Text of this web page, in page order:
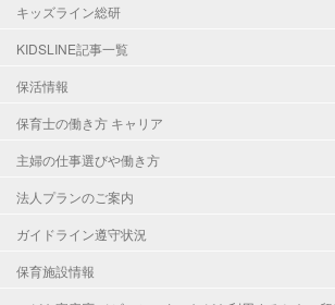
キッズライン総研
KIDSLINE記事一覧
保活情報
保育士の働き方 キャリア
主婦の仕事選びや働き方
法人プランのご案内
ガイドライン遵守状況
保育施設情報